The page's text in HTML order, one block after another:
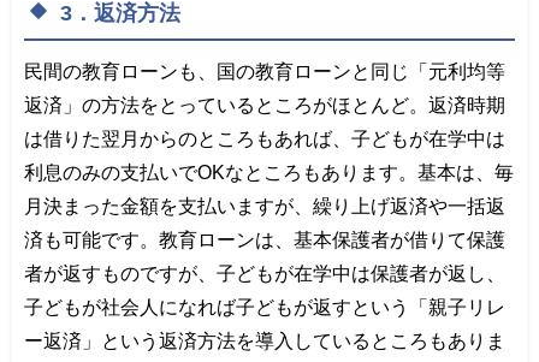
3．返済方法
民間の教育ローンも、国の教育ローンと同じ「元利均等
返済」の方法をとっているところがほとんど。返済時期
は借りた翌月からのところもあれば、子どもが在学中は
利息のみの支払いでOKなところもあります。基本は、毎
月決まった金額を支払いますが、繰り上げ返済や一括返
済も可能です。教育ローンは、基本保護者が借りて保護
者が返すものですが、子どもが在学中は保護者が返し、
子どもが社会人になれば子どもが返すという「親子リレ
ー返済」という返済方法を導入しているところもありま